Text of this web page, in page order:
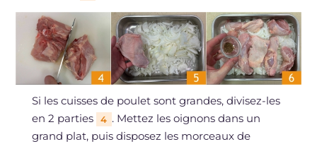
Si les cuisses de poulet sont grandes, divisez-les
en 2 parties
4 . Mettez les oignons dans un
grand plat, puis disposez les morceaux de